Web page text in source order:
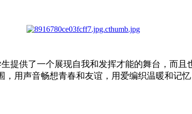
提供了一个展现自我和发挥才能的舞台，而
，用声音畅想青春和友谊，用爱编织温暖和记